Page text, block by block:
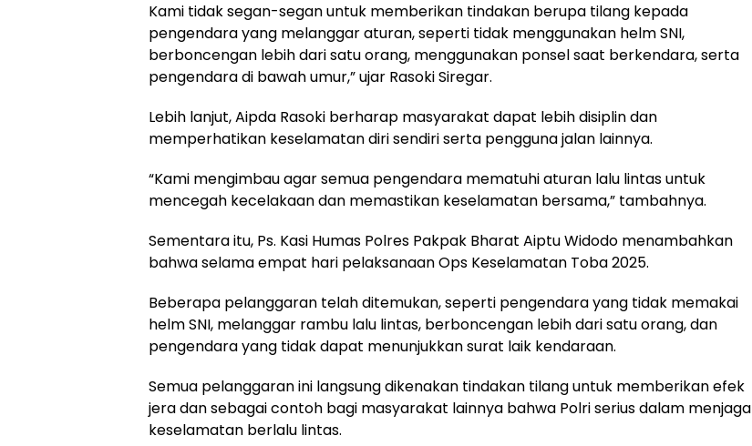
Kami tidak segan-segan untuk memberikan tindakan berupa tilang kepada
pengendara yang melanggar aturan, seperti tidak menggunakan helm SNI,
berboncengan lebih dari satu orang, menggunakan ponsel saat berkendara, serta
pengendara di bawah umur,” ujar Rasoki Siregar.
Lebih lanjut, Aipda Rasoki berharap masyarakat dapat lebih disiplin dan
memperhatikan keselamatan diri sendiri serta pengguna jalan lainnya.
“Kami mengimbau agar semua pengendara mematuhi aturan lalu lintas untuk
mencegah kecelakaan dan memastikan keselamatan bersama,” tambahnya.
Sementara itu, Ps. Kasi Humas Polres Pakpak Bharat Aiptu Widodo menambahkan
bahwa selama empat hari pelaksanaan Ops Keselamatan Toba 2025.
Beberapa pelanggaran telah ditemukan, seperti pengendara yang tidak memakai
helm SNI, melanggar rambu lalu lintas, berboncengan lebih dari satu orang, dan
pengendara yang tidak dapat menunjukkan surat laik kendaraan.
Semua pelanggaran ini langsung dikenakan tindakan tilang untuk memberikan efek
jera dan sebagai contoh bagi masyarakat lainnya bahwa Polri serius dalam menjaga
keselamatan berlalu lintas.